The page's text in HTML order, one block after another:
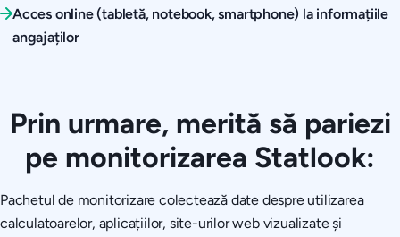
Acces online (tabletă, notebook, smartphone) la informațiile
angajaților
Prin urmare, merită să pariezi
pe monitorizarea Statlook:
Pachetul de monitorizare colectează date despre utilizarea
calculatoarelor, aplicațiilor, site-urilor web vizualizate și